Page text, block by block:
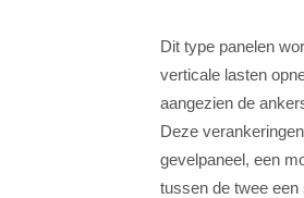
Dit type panelen
verticale lasten
aangezien de
Deze
gevelpaneel, een
tussen de twee